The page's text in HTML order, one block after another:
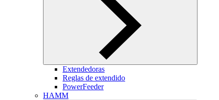
Extendedoras
Reglas de extendido
PowerFeeder
HAMM